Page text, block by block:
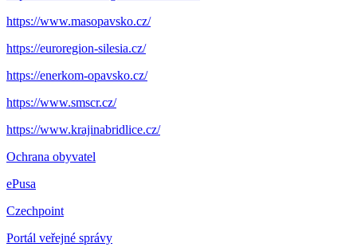
https://www.masopavsko.cz/
https://euroregion-silesia.cz/
https://enerkom-opavsko.cz/
https://www.smscr.cz/
https://www.krajinabridlice.cz/
Ochrana obyvatel
ePusa
Czechpoint
Portál veřejné správy